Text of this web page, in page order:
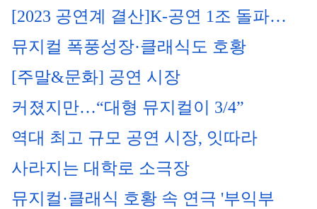
[2023 공연계 결산]K-공연 1조 돌파…
뮤지컬 폭풍성장·클래식도 호황
[주말&문화] 공연 시장
커졌지만…“대형 뮤지컬이 3/4”
역대 최고 규모 공연 시장, 잇따라
사라지는 대학로 소극장
뮤지컬·클래식 호황 속 연극 '부익부